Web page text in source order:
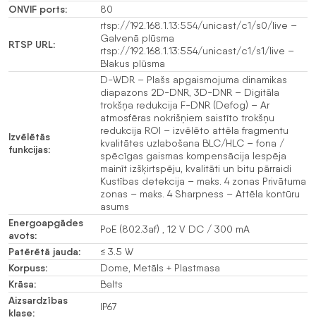
ONVIF ports: 80
RTSP URL:
rtsp://192.168.1.13:554/unicast/c1/s0/live –
Galvenā plūsma
rtsp://192.168.1.13:554/unicast/c1/s1/live –
Blakus plūsma
Izvēlētās
funkcijas:
D-WDR – Plašs apgaismojuma dinamikas
diapazons 2D-DNR, 3D-DNR – Digitāla
trokšņa redukcija F-DNR (Defog) – Ar
atmosfēras nokrišņiem saistīto trokšņu
redukcija ROI – izvēlēto attēla fragmentu
kvalitātes uzlabošana BLC/HLC – fona /
spēcīgas gaismas kompensācija Iespēja
mainīt izšķirtspēju, kvalitāti un bitu pārraidi
Kustības detekcija – maks. 4 zonas Privātuma
zonas – maks. 4 Sharpness – Attēla kontūru
asums
Energoapgādes
avots:
PoE (802.3af) , 12 V DC / 300 mA
Patērētā jauda: ≤ 3.5 W
Korpuss: Dome, Metāls + Plastmasa
Krāsa: Balts
Aizsardzības
klase:
IP67